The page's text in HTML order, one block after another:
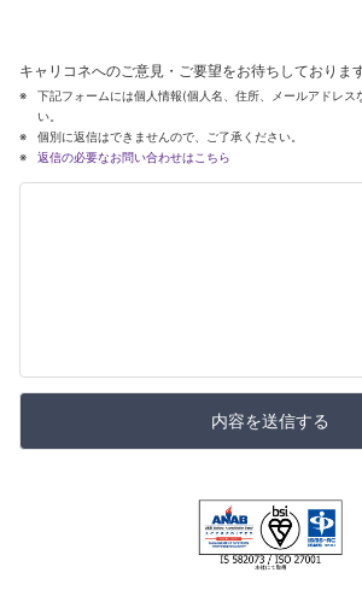
キャリコネへのご意見・ご要望をお待ちしております
下記フォームには個人情報(個人名、住所、メールアドレス
い。
個別に返信はできませんので、ご了承ください。
返信の必要なお問い合わせはこちら
内容を送信する